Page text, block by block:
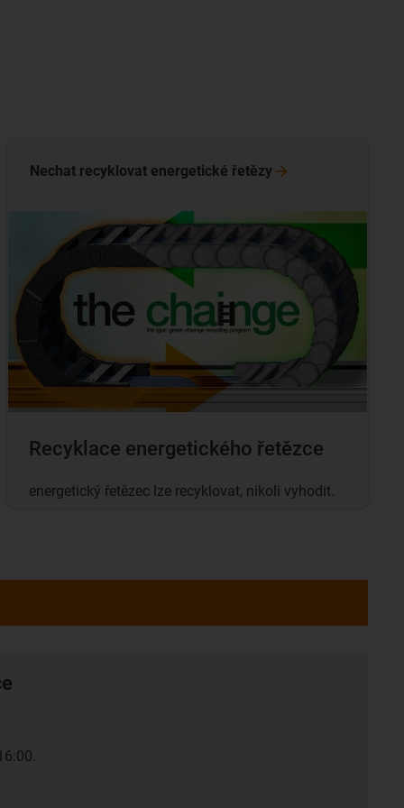
Recyklace energetického řetězce
energetický řetězec lze recyklovat, nikoli vyhodit.
Nechat recyklovat energetické řetězy